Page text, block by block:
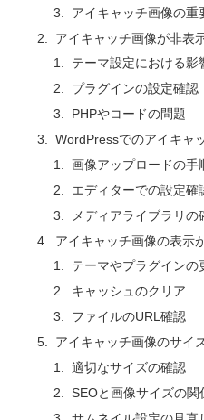
アイキャッチ画像の重
アイキャッチ画像が非表
テーマ設定における影
プラグインの設定確認
PHPやコードの問題
WordPressでのアイキャ
画像アップロードの手
エディターでの設定確
メディアライブラリの
アイキャッチ画像の表示
テーマやプラグインの
キャッシュのクリア
ファイルのURL確認
アイキャッチ画像のサイ
適切なサイズの確認
SEOと画像サイズの関